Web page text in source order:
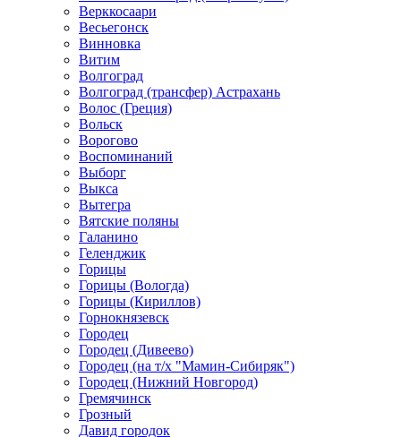
Верккосаари
Весьегонск
Винновка
Витим
Волгоград
Волгоград (трансфер) Астрахань
Волос (Греция)
Вольск
Ворогово
Воспоминаний
Выборг
Выкса
Вытегра
Вятские поляны
Галанино
Геленджик
Горицы
Горицы (Вологда)
Горицы (Кириллов)
Горнокнязевск
Городец
Городец (Дивеево)
Городец (на т/х "Мамин-Сибиряк")
Городец (Нижний Новгород)
Гремячинск
Грозный
Давид городок